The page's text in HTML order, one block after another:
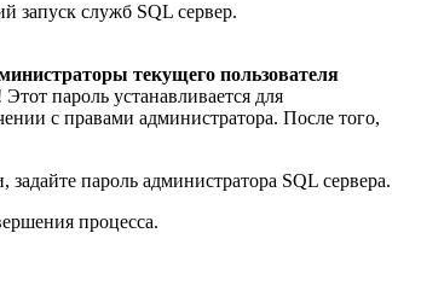
запуск служб SQL сервер.
текущего пользователя
пароль устанавливается для
с правами администратора. После того,
пароль администратора SQL сервера.
процесса.